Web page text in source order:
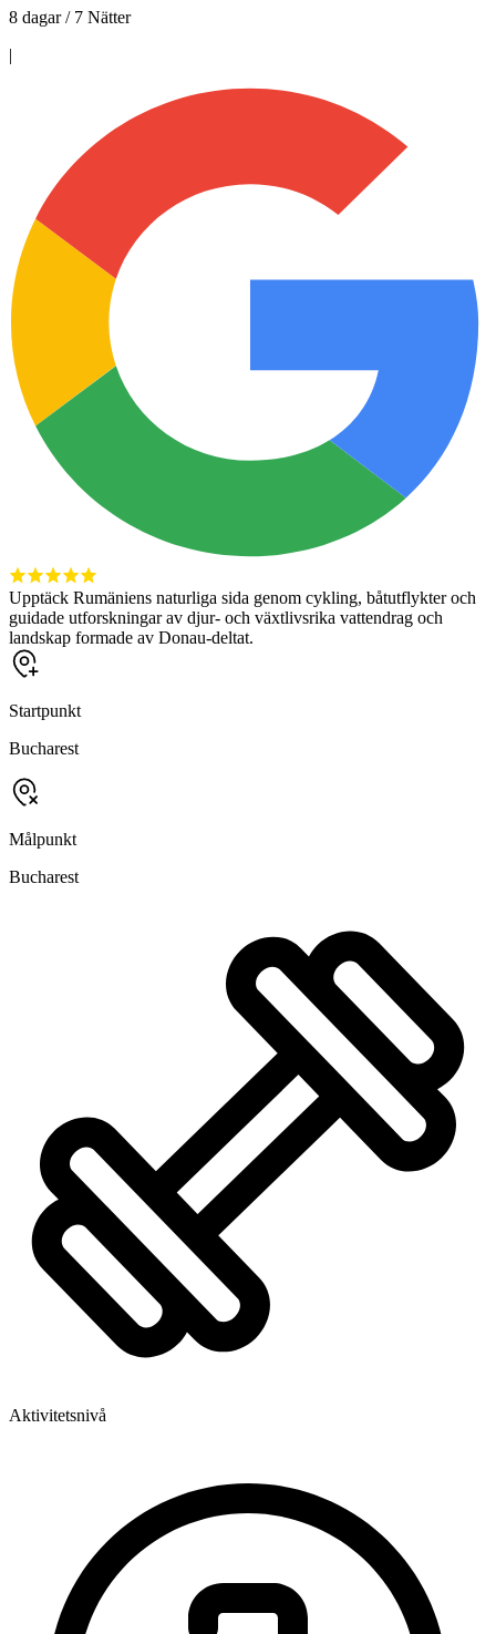
8 dagar / 7 Nätter
|
Upptäck Rumäniens naturliga sida genom cykling, båtutflykter och
guidade utforskningar av djur- och växtlivsrika vattendrag och
landskap formade av Donau-deltat.
Startpunkt
Bucharest
Målpunkt
Bucharest
Aktivitetsnivå